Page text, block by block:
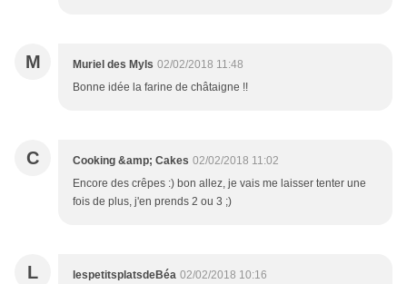
M Muriel des Myls 02/02/2018 11:48
Bonne idée la farine de châtaigne !!
C Cooking &amp; Cakes 02/02/2018 11:02
Encore des crêpes :) bon allez, je vais me laisser tenter une
fois de plus, j'en prends 2 ou 3 ;)
L lespetitsplatsdeBéa 02/02/2018 10:16